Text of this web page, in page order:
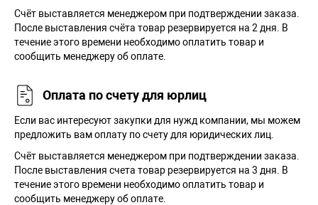
Cчёт выставляется менеджером при подтверждении заказа.
После выставления счёта товар резервируется на 2 дня. В
течение этого времени необходимо оплатить товар и
сообщить менеджеру об оплате.
Оплата по счету для юрлиц
Если вас интересуют закупки для нужд компании, мы можем
предложить вам оплату по счету для юридических лиц.
Счёт выставляется менеджером при подтверждении заказа.
После выставления счета товар резервируется на 3 дня. В
течение этого времени необходимо оплатить товар и
сообщить менеджеру об оплате.